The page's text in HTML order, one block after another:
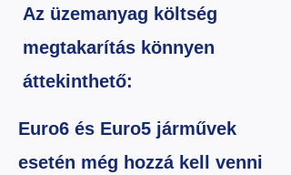
Az üzemanyag költség
megtakarítás könnyen
áttekinthető:
Euro6 és Euro5 járművek
esetén még hozzá kell venni